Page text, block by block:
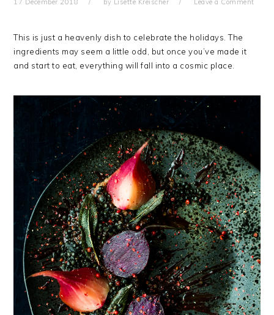
17 December 2018 by Lisette Kreischer Leave a Comment
This is just a heavenly dish to celebrate the holidays. The
ingredients may seem a little odd, but once you’ve made it
and start to eat, everything will fall into a cosmic place.